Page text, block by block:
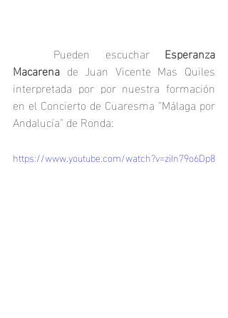
	Pueden escuchar
Esperanza
Macarena de Juan Vicente Mas Quiles
interpretada por por nuestra formación
en el Concierto de Cuaresma "Málaga por
Andalucía" de Ronda:
https://www.youtube.com/watch?v=ziIn79o6Dp8